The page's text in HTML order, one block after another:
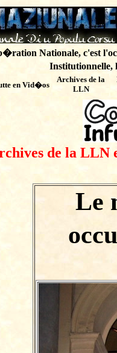
Nationale, c'est
Institutionnelle,
en Vid�os
Archives de la
LLN
de la LLN
Le